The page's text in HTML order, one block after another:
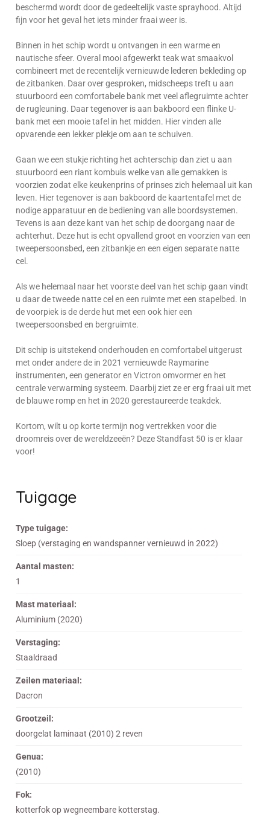
beschermd wordt door de gedeeltelijk vaste sprayhood. Altijd
fijn voor het geval het iets minder fraai weer is.
Binnen in het schip wordt u ontvangen in een warme en
nautische sfeer. Overal mooi afgewerkt teak wat smaakvol
combineert met de recentelijk vernieuwde lederen bekleding op
de zitbanken. Daar over gesproken, midscheeps treft u aan
stuurboord een comfortabele bank met veel aflegruimte achter
de rugleuning. Daar tegenover is aan bakboord een flinke U-
bank met een mooie tafel in het midden. Hier vinden alle
opvarende een lekker plekje om aan te schuiven.
Gaan we een stukje richting het achterschip dan ziet u aan
stuurboord een riant kombuis welke van alle gemakken is
voorzien zodat elke keukenprins of prinses zich helemaal uit kan
leven. Hier tegenover is aan bakboord de kaartentafel met de
nodige apparatuur en de bediening van alle boordsystemen.
Tevens is aan deze kant van het schip de doorgang naar de
achterhut. Deze hut is echt opvallend groot en voorzien van een
tweepersoonsbed, een zitbankje en een eigen separate natte
cel.
Als we helemaal naar het voorste deel van het schip gaan vindt
u daar de tweede natte cel en een ruimte met een stapelbed. In
de voorpiek is de derde hut met een ook hier een
tweepersoonsbed en bergruimte.
Dit schip is uitstekend onderhouden en comfortabel uitgerust
met onder andere de in 2021 vernieuwde Raymarine
instrumenten, een generator en Victron omvormer en het
centrale verwarming systeem. Daarbij ziet ze er erg fraai uit met
de blauwe romp en het in 2020 gerestaureerde teakdek.
Kortom, wilt u op korte termijn nog vertrekken voor die
droomreis over de wereldzeeën? Deze Standfast 50 is er klaar
voor!
Tuigage
Type tuigage:
Sloep (verstaging en wandspanner vernieuwd in 2022)
Aantal masten:
1
Mast materiaal:
Aluminium (2020)
Verstaging:
Staaldraad
Zeilen materiaal:
Dacron
Grootzeil:
doorgelat laminaat (2010) 2 reven
Genua:
(2010)
Fok:
kotterfok op wegneembare kotterstag.